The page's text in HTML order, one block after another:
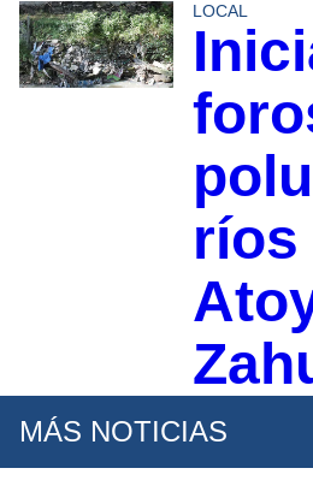
LOCAL
ríos
MÁS NOTICIAS